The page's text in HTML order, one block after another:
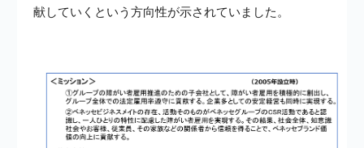
献していくという方向性が示されていました。